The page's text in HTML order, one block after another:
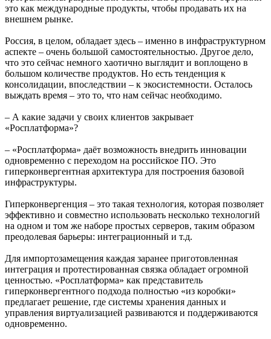
это как международные продукты, чтобы продавать их на
внешнем рынке.
Россия, в целом, обладает здесь – именно в инфраструктурном
аспекте – очень большой самостоятельностью. Другое дело,
что это сейчас немного хаотично выглядит и воплощено в
большом количестве продуктов. Но есть тенденция к
консолидации, впоследствии – к экосистемности. Осталось
выждать время – это то, что нам сейчас необходимо.
– А какие задачи у своих клиентов закрывает
«Росплатформа»?
– «Росплатформа» даёт возможность внедрить инновации
одновременно с переходом на российское ПО. Это
гиперконвергентная архитектура для построения базовой
инфраструктуры.
Гиперконвергенция – это такая технология, которая позволяет
эффективно и совместно использовать несколько технологий
на одном и том же наборе простых серверов, таким образом
преодолевая барьеры: интеграционный и т.д.
Для импортозамещения каждая заранее приготовленная
интеграция и протестированная связка обладает огромной
ценностью. «Росплатформа» как представитель
гиперконвергентного подхода полностью «из коробки»
предлагает решение, где системы хранения данных и
управления виртуализацией развиваются и поддерживаются
одновременно.